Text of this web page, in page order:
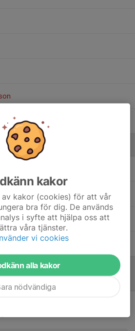
Resurstränare
U-lags- Assisterande tränare
kakor
av kakor (cookies) för att vår
bra för dig. De används
i syfte att hjälpa oss att
våra tjänster.
vi cookies
alla kakor
nödvändiga